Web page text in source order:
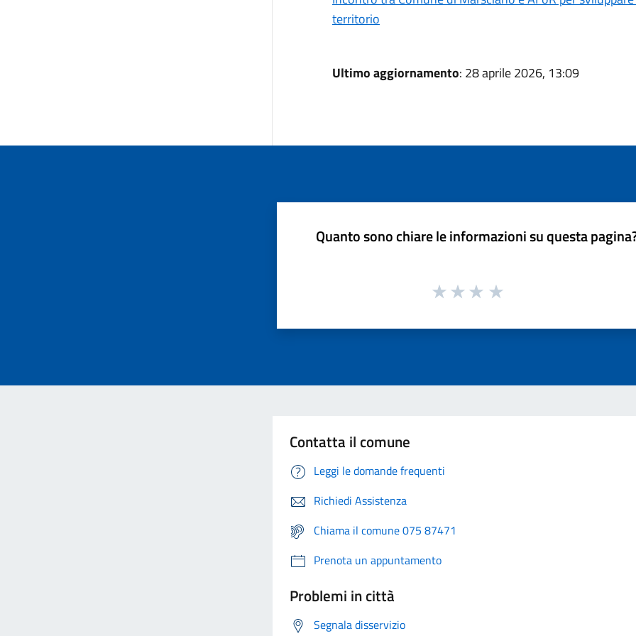
territorio
Ultimo aggiornamento: 28 aprile 2026, 13:09
Quanto sono chiare le informazioni su questa
Contatta il comune
Leggi le domande frequenti
Richiedi Assistenza
Chiama il comune 075 87471
Prenota un appuntamento
Problemi in città
Segnala disservizio